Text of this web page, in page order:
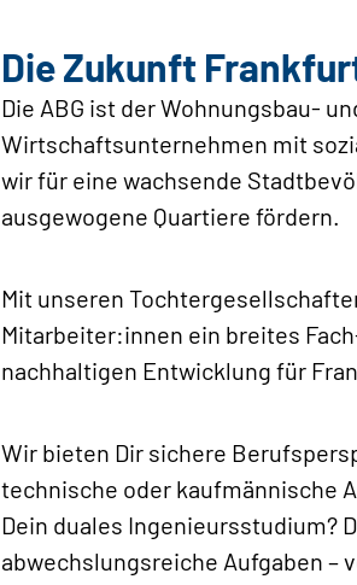
Die Zukunft
Die ABG ist der Wohnungsbau-
Wirtschaftsunternehmen mit
wir für eine wachsende
ausgewogene Quartiere fördern.
Mit unseren
Mitarbeiter:innen ein breites
nachhaltigen Entwicklung für
Wir bieten Dir sichere
technische oder kaufmännische
Dein duales Ingenieursstudium?
abwechslungsreiche Aufgaben –